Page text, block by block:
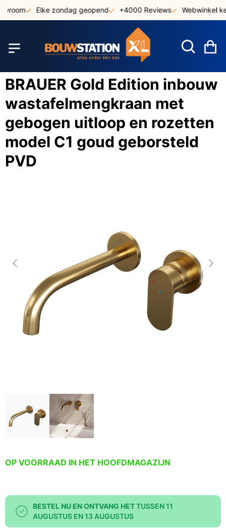
Elke zondag geopend +4000 Reviews Webwinkel
BRAUER Gold Edition inbouw
wastafelmengkraan met
gebogen uitloop en rozetten
model C1 goud geborsteld
PVD
OP VOORRAAD IN HET HOOFDMAGAZIJN
BESTEL NU EN ONTVANG HETTUSSEN 11
AUGUSTUS EN 13 AUGUSTUS